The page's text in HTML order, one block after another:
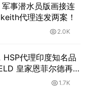
事潜水员版画接连
代理连发两案！
2.0K
代理印度知名品
皇家恩菲尔德再
1.7K